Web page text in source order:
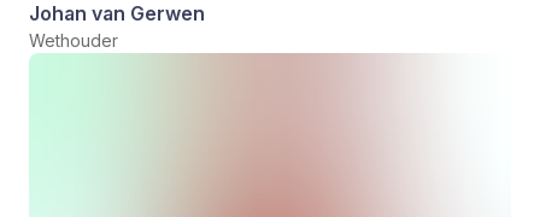
Johan van Gerwen
Wethouder